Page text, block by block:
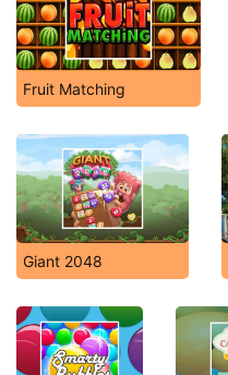
Fruit Matching
Giant 2048